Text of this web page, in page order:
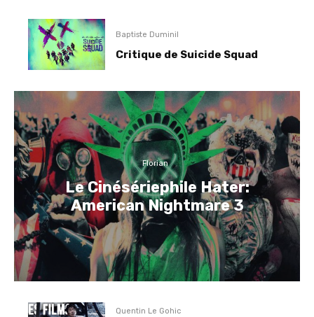
Baptiste Duminil
Critique de Suicide Squad
Florian
Le Cinésériephile Hater:
American Nightmare 3
Quentin Le Gohic